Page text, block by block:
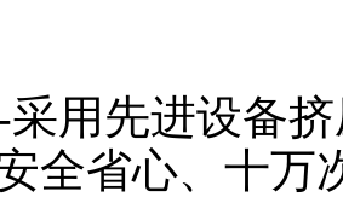
采用先进设备
全省心、十万